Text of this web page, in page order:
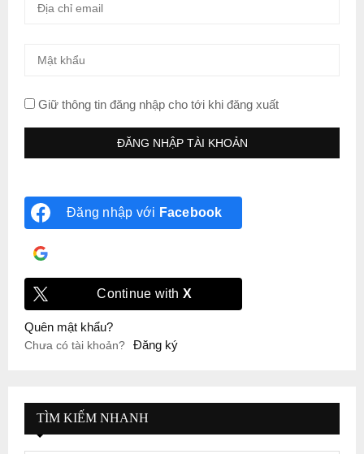
Giữ thông tin đăng nhập cho tới khi đăng xuất
Đăng nhập với Facebook
Continue with X
Quên mật khẩu?
Chưa có tài khoản? Đăng ký
TÌM KIẾM NHANH